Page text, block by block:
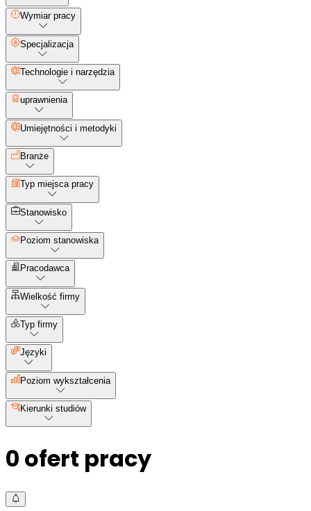
Wymiar pracy
Specjalizacja
Technologie i narzędzia
uprawnienia
Umiejętności i metodyki
Branże
Typ miejsca pracy
Stanowisko
Poziom stanowiska
Pracodawca
Wielkość firmy
Typ firmy
Języki
Poziom wykształcenia
Kierunki studiów
0 ofert pracy